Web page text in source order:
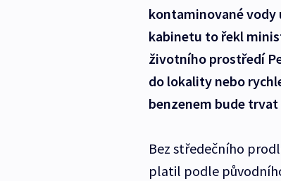
kontaminované vody
kabinetu to řekl
životního prostředí
do lokality nebo
benzenem bude
Bez středečního
platil podle